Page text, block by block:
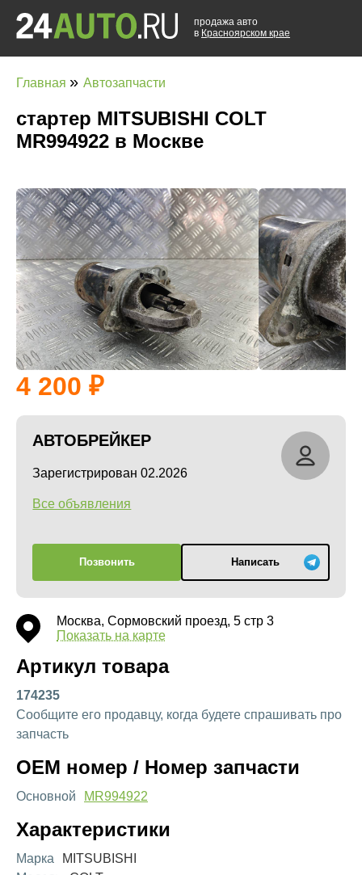
продажа авто
в Красноярском крае
Главная » Автозапчасти
стартер MITSUBISHI COLT
MR994922 в Москве
4 200
АВТОБРЕЙКЕР
Зарегистрирован 02.2026
Все объявления
Позвонить Написать
Москва, Сормовский проезд, 5 стр 3
Показать на карте
Артикул товара
174235
Сообщите его продавцу, когда будете спрашивать про
запчасть
OEM номер / Номер запчасти
Основной MR994922
Характеристики
Марка
MITSUBISHI